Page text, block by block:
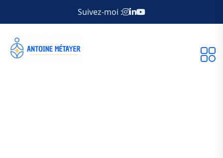
Suivez-moi :